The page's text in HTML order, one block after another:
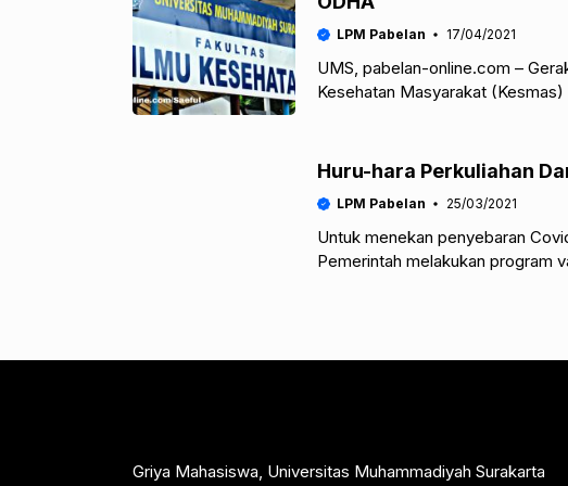
LPM Pabelan 17/04/2021
UMS, pabelan-online.com –
Kesehatan Masyarakat
Huru-hara Perkuliahan
LPM Pabelan 25/03/2021
Untuk menekan penyebaran
Pemerintah melakukan program
Griya Mahasiswa, Universitas Muhammadiyah Surakarta